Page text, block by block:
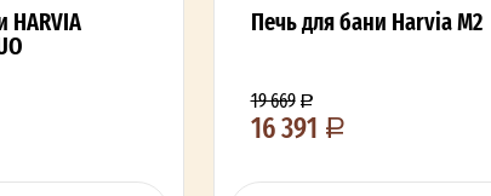
HARVIA Печь для бани Harvia M2
19 669
16 391